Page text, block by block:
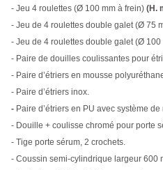
- Jeu 4 roulettes (Ø 100 mm à frein)(H.
- Jeu de 4 roulettes double galet (Ø 75
- Jeu de 4 roulettes double galet (Ø 100
- Paire de douilles coulissantes pour
- Paire d’étriers en mousse
- Paire d’étriers inox.
-Paire d’étriers en PU avec système de
- Douille + coulisse chromé pour porte
- Tige porte sérum, 2 crochets.
- Coussin semi-cylindrique largeur 600